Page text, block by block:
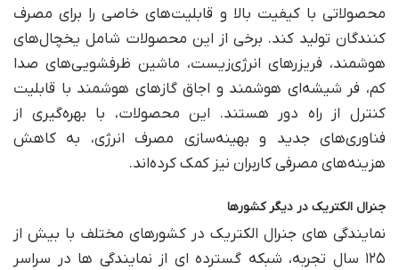
محصولاتی با کیفیت بالا و قابلیت‌های خاصی را برای مصرف
کنندگان تولید کند. برخی از این محصولات شامل یخچال‌های
هوشمند، فریزرهای انرژی‌زیست، ماشین ظرفشویی‌های صدا
کم، فر شیشه‌ای هوشمند و اجاق گاز‌های هوشمند با قابلیت
کنترل از راه دور هستند. این محصولات، با بهره‌گیری از
فناوری‌های جدید و بهینه‌سازی مصرف انرژی، به کاهش
هزینه‌های مصرفی کاربران نیز کمک کرده‌اند.
جنرال الکتریک در دیگر کشورها
نمایندگی های جنرال الکتریک در کشورهای مختلف با بیش از
۱۲۵ سال تجربه، شبکه گسترده ای از نمایندگی ها در سراسر